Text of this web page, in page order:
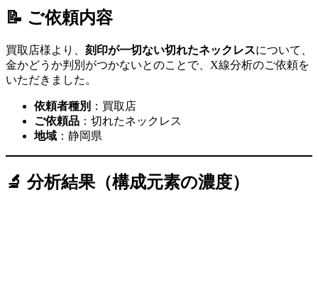
📝 ご依頼内容
買取店様より、 刻印が一切ない切れたネックレスについて、
金かどうか判別がつかないとのことで、X線分析のご依頼を
いただきました。
依頼者種別 ：買取店
ご依頼品 ：切れたネックレス
地域 ：静岡県
🔬 分析結果（構成元素の濃度）